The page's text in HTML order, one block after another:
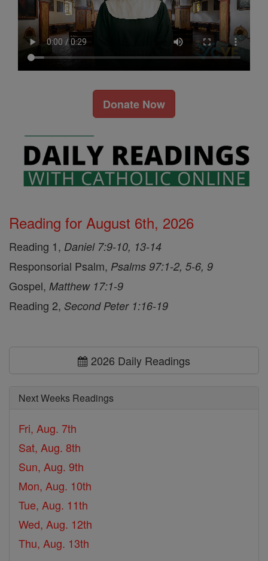
Donate Now
Reading for August 6th, 2026
Reading 1, Daniel 7:9-10, 13-14
Responsorial Psalm, Psalms 97:1-2, 5-6, 9
Gospel, Matthew 17:1-9
Reading 2, Second Peter 1:16-19
2026 Daily Readings
Next Weeks Readings
Fri, Aug. 7th
Sat, Aug. 8th
Sun, Aug. 9th
Mon, Aug. 10th
Tue, Aug. 11th
Wed, Aug. 12th
Thu, Aug. 13th